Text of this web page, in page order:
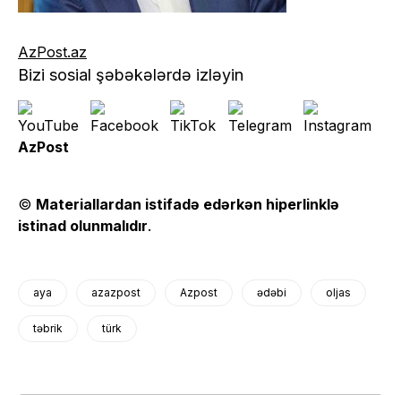
AzPost.az
Bizi sosial şəbəkələrdə izləyin
AzPost
© Materiallardan istifadə edərkən hiperlinklə
istinad olunmalıdır.
aya azazpost Azpost ədəbi oljas
təbrik türk